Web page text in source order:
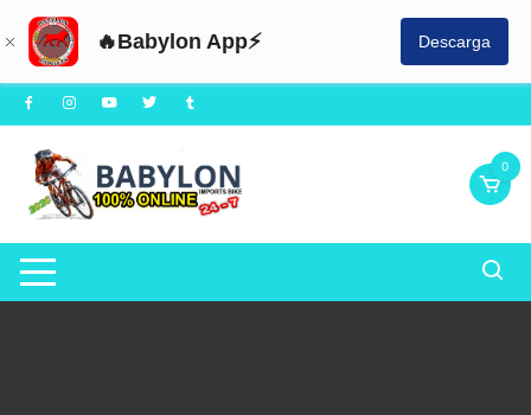
🔥Babylon App⚡ Descarga
Saltar
al
contenido
0